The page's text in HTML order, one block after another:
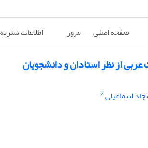
صفحه اصلی مرور اطلاعات نشریه
از نظر استادان و دانشجویان
اسماعیلی2